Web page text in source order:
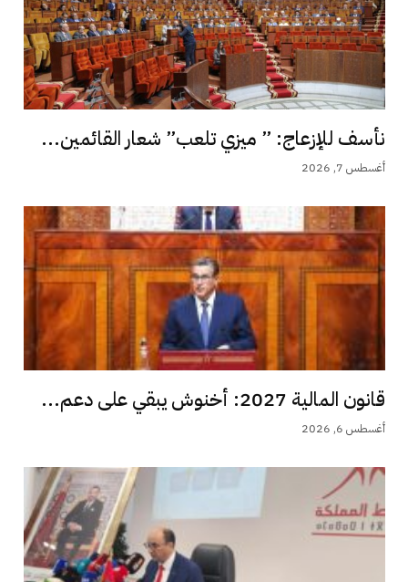
نأسف للإزعاج: ” ميزي تلعب” شعار القائمين...
أغسطس 7, 2026
قانون المالية 2027: أخنوش يبقي على دعم...
أغسطس 6, 2026